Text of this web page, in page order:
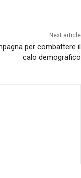
Next article
per combattere il
calo demografico